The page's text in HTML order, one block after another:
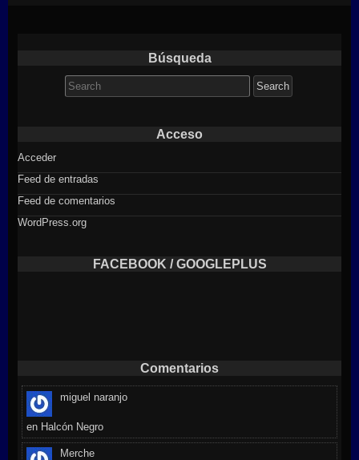
Búsqueda
Search
for:
Acceso
Acceder
Feed de entradas
Feed de comentarios
WordPress.org
FACEBOOK / GOOGLEPLUS
Comentarios
miguel naranjo
en Halcón Negro
Merche